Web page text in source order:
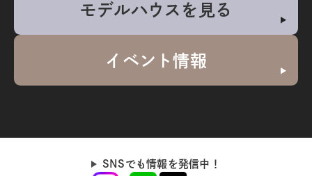
モデルハウスを見る
イベント情報
SNSでも情報を発信中！